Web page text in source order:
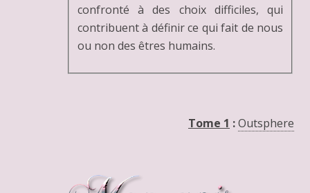
confronté à des choix difficiles, qui
contribuent à définir ce qui fait de nous
ou non des êtres humains.
Tome 1 :Outsphere